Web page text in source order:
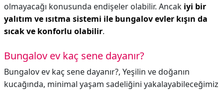
olmayacağı konusunda endişeler olabilir. Ancak iyi bir
yalıtım ve ısıtma sistemi ile bungalov evler kışın da
sıcak ve konforlu olabilir.
Bungalov ev kaç sene dayanır?
Bungalov ev kaç sene dayanır?, Yeşilin ve doğanın
kucağında, minimal yaşam sadeliğini yakalayabileceğimiz